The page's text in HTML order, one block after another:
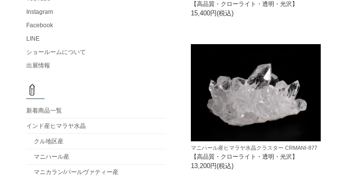
【高品質・クローライト・透明・光沢】
15,400円(税込)
マニハール産ヒマラヤ水晶クラスター CRMANI-877
【高品質・クローライト・透明・光沢】
13,200円(税込)
Instagram
Facebook
LINE
ショールームについて
出展情報
新着商品一覧
インド産ヒマラヤ水晶
クル地区産
マニハール産
マニカラン/パールヴァティー産